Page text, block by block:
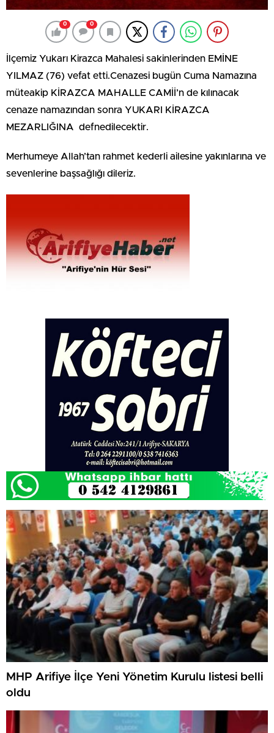
0 0
İlçemiz Yukarı Kirazca Mahalesi sakinlerinden EMİNE
YILMAZ (76) vefat etti.Cenazesi bugün Cuma Namazına
müteakip KİRAZCA MAHALLE CAMİİ’n de kılınacak
cenaze namazından sonra YUKARI KİRAZCA
MEZARLIĞINA defnedilecektir.
Merhumeye Allah’tan rahmet kederli ailesine yakınlarına ve
sevenlerine başsağlığı dileriz.
MHP Arifiye İlçe Yeni Yönetim Kurulu listesi belli
oldu